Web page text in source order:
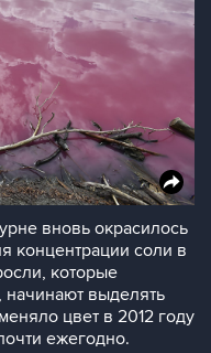
вновь окрасилось
концентрации соли в
которые
начинают выделять
цвет в 2012 году
ежегодно.